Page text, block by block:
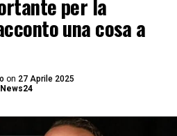
per la
una cosa a
on 27 Aprile 2025